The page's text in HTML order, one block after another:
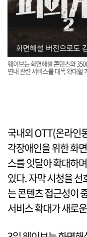
웨이브는 화면해설 콘텐츠와
연내 관련 서비스를 대폭 확대할
국내외 OTT(온라인
각장애인을 위한 화
스를 잇달아 확대하
있다. 자막 시청을
는 콘텐츠 접근성이
서비스 확대가 새로